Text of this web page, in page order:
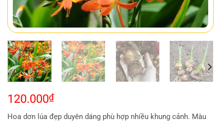
120.000₫
Hoa dơn lúa đẹp duyên dáng phù hợp nhiều khung cảnh. Màu